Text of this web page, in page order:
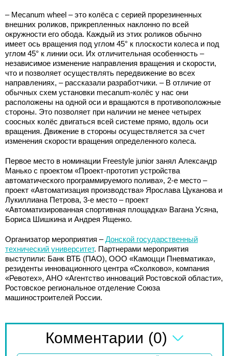
– Mecanum wheel – это колёса с серией прорезиненных
внешних роликов, прикрепленных наклонно по всей
окружности его обода. Каждый из этих роликов обычно
имеет ось вращения под углом 45° к плоскости колеса и под
углом 45° к линии оси. Их отличительная особенность –
независимое изменение направления вращения и скорости,
что и позволяет осуществлять передвижение во всех
направлениях, – рассказали разработчики. – В отличие от
обычных схем установки mecanum-колёс у нас они
расположены на одной оси и вращаются в противоположные
стороны. Это позволяет при наличии не менее четырех
соосных колёс двигаться всей системе прямо, вдоль оси
вращения. Движение в стороны осуществляется за счет
изменения скорости вращения определенного колеса.
Первое место в номинации Freestyle junior занял Александр
Манько с проектом «Проект-прототип устройства
автоматического программируемого полива», 2-е место –
проект «Автоматизация производства» Ярослава Цуканова и
Лукиллиана Петрова, 3-е место – проект
«Автоматизированная спортивная площадка» Вагана Усяна,
Бориса Шишкина и Андрея Ященко.
Организатор мероприятия –Донской государственный
технический университет. Партнерами мероприятия
выступили: Банк ВТБ (ПАО), ООО «Камоцци Пневматика»,
резиденты инновационного центра «Сколково», компания
«Ревотех», АНО «Агентство инноваций Ростовской области»,
Ростовское региональное отделение Союза
машиностроителей России.
Комментарии (0)